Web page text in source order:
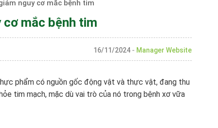
nguy cơ mắc bệnh tim
mắc bệnh tim
16/11/2024 - Manager Website
phẩm có nguồn gốc động vật và thực vật, đang thu
tim mạch, mặc dù vai trò của nó trong bệnh xơ vữa